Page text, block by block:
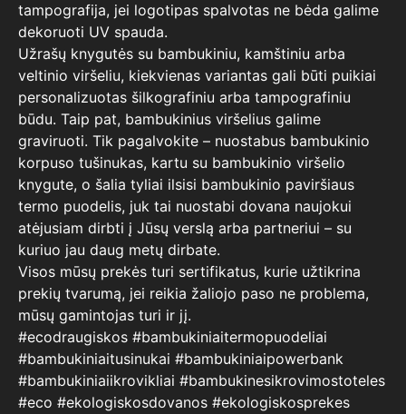
tampografija, jei logotipas spalvotas ne bėda galime
dekoruoti UV spauda.
Užrašų knygutės su bambukiniu, kamštiniu arba
veltinio viršeliu, kiekvienas variantas gali būti puikiai
personalizuotas šilkografiniu arba tampografiniu
būdu. Taip pat, bambukinius viršelius galime
graviruoti. Tik pagalvokite – nuostabus bambukinio
korpuso tušinukas, kartu su bambukinio viršelio
knygute, o šalia tyliai ilsisi bambukinio paviršiaus
termo puodelis, juk tai nuostabi dovana naujokui
atėjusiam dirbti į Jūsų verslą arba partneriui – su
kuriuo jau daug metų dirbate.
Visos mūsų prekės turi sertifikatus, kurie užtikrina
prekių tvarumą, jei reikia žaliojo paso ne problema,
mūsų gamintojas turi ir jį.
#ecodraugiskos #bambukiniaitermopuodeliai
#bambukiniaitusinukai #bambukiniaipowerbank
#bambukiniaiikrovikliai #bambukinesikrovimostoteles
#eco #ekologiskosdovanos #ekologiskosprekes